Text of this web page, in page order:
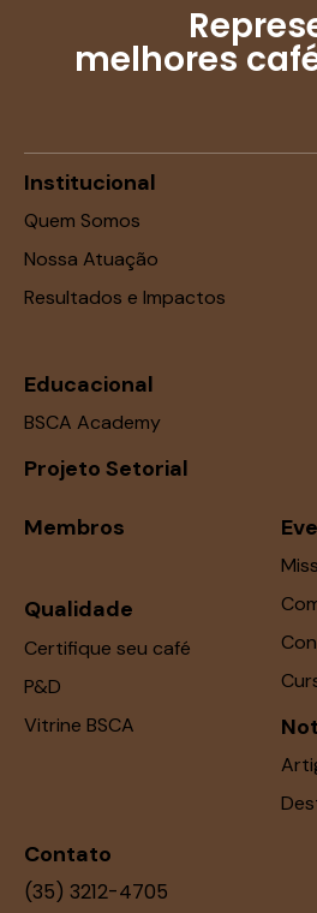
melhores
Institucional
Quem Somos
Nossa Atuação
Resultados e Impactos
Educacional
BSCA Academy
Projeto Setorial
Membros
Qualidade
Certifique seu café
P&D
Vitrine BSCA
Contato
(35) 3212-4705